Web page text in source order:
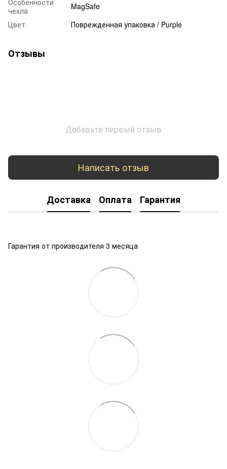
чехла
MagSafe
Цвет
Поврежденная упаковка / Purple
Отзывы
Добавьте первый отзыв
Написать отзыв
Доставка Оплата Гарантия
Гарантия от производителя 3 месяца